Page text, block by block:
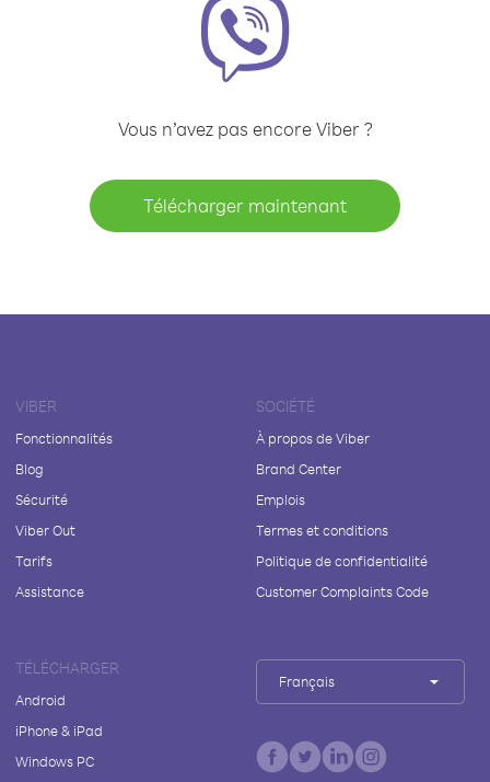
Vous n’avez pas encore Viber ?
Télécharger maintenant
VIBER
Fonctionnalités
Blog
Sécurité
Viber Out
Tarifs
Assistance
SOCIÉTÉ
À propos de Viber
Brand Center
Emplois
Termes et conditions
Politique de confidentialité
Customer Complaints Code
TÉLÉCHARGER
Android
iPhone & iPad
Windows PC
Français